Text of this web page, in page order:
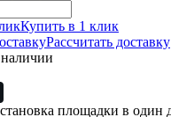
Купить в 1 клик
Рассчитать доставку